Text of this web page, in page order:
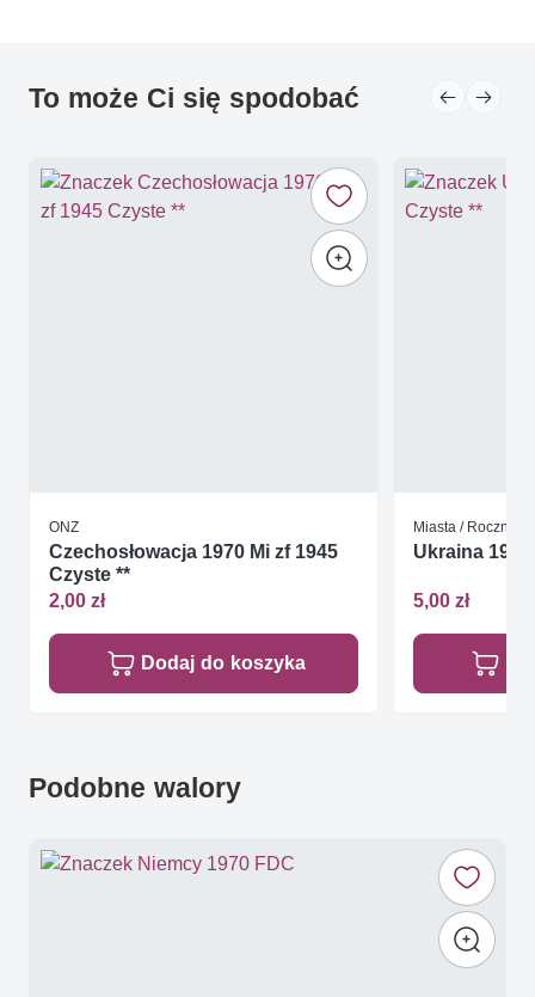
To może Ci się spodobać
ONZ
Czechosłowacja 1970 Mi zf 1945
Czyste **
2,00 zł
Dodaj do koszyka
Miasta / Rocznice
Ukraina
5,00 zł
Podobne walory